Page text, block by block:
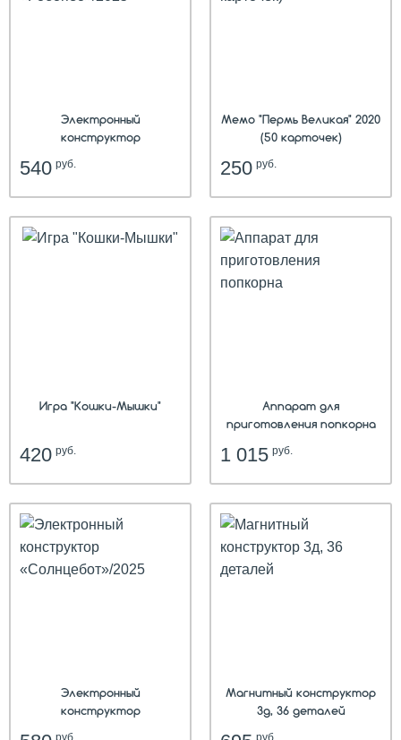
Электронный
конструктор
540руб.
Мемо "Пермь Великая" 2020
(50 карточек)
250руб.
Игра "Кошки-Мышки"
420руб.
Аппарат для
приготовления попкорна
1 015руб.
Электронный
конструктор
руб.
Магнитный конструктор
3д, 36 деталей
руб.